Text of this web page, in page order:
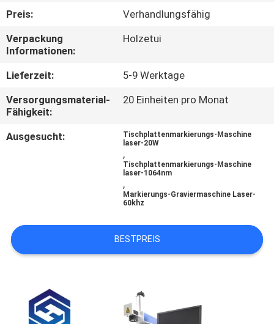
FABRIK-
TOUR
QUALITÄTSKONTROLLE
KONTAKTIERE
UNS
ANGEBOT
AN
РУССКИЙ
САЙТ
Preis:
Verhandlungsfähig
Verpackung
Informationen:
Holzetui
Lieferzeit:
5-9 Werktage
Versorgungsmaterial-
Fähigkeit:
20 Einheiten pro Monat
Ausgesucht:
Tischplattenmarkierungs-Maschine
laser-20W
,
Tischplattenmarkierungs-Maschine
laser-1064nm
,
Markierungs-Graviermaschine Laser-
60khz
BESTPREIS